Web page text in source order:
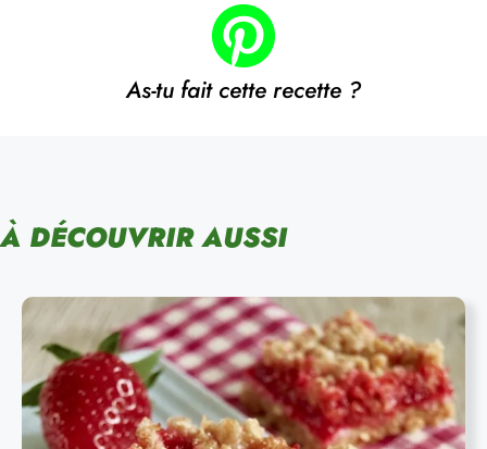
As-tu fait cette recette ?
À DÉCOUVRIR AUSSI